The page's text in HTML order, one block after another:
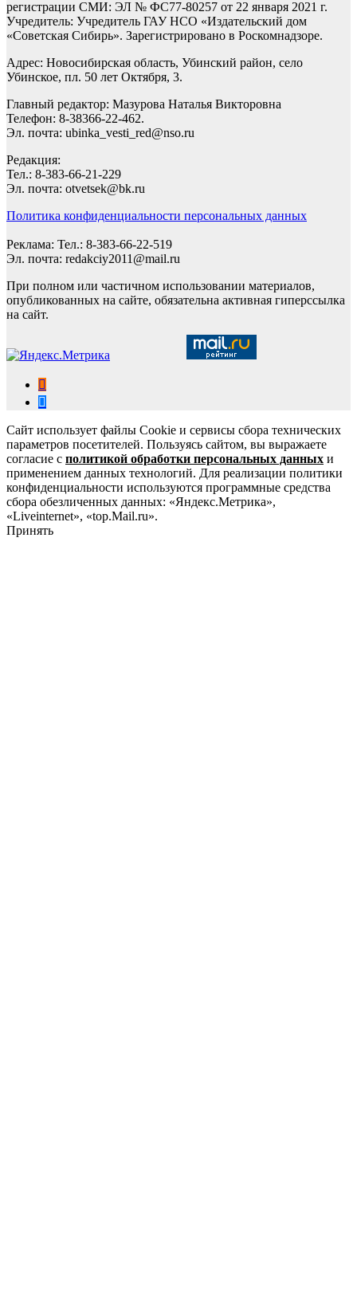
регистрации СМИ: ЭЛ № ФС77-80257 от 22 января 2021 г.
Учредитель: Учредитель ГАУ НСО «Издательский дом
«Советская Сибирь». Зарегистрировано в Роскомнадзоре.
Адрес: Новосибирская область, Убинский район, село
Убинское, пл. 50 лет Октября, 3.
Главный редактор: Мазурова Наталья Викторовна
Телефон: 8-38366-22-462.
Эл. почта: ubinka_vesti_red@nso.ru
Редакция:
Тел.: 8-383-66-21-229
Эл. почта: otvetsek@bk.ru
Политика конфиденциальности персональных данных
Реклама: Тел.: 8-383-66-22-519
Эл. почта: redakciy2011@mail.ru
При полном или частичном использовании материалов,
опубликованных на сайте, обязательна активная гиперссылка
на сайт.
Сайт использует файлы Cookie и сервисы сбора технических
параметров посетителей. Пользуясь сайтом, вы выражаете
согласие с политикой обработки персональных данных и
применением данных технологий. Для реализации политики
конфиденциальности используются программные средства
сбора обезличенных данных: «Яндекс.Метрика»,
«Liveinternet», «top.Mail.ru».
Принять